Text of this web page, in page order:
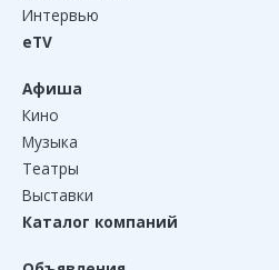
Интервью
eTV
Афиша
Кино
Музыка
Театры
Выставки
Каталог компаний